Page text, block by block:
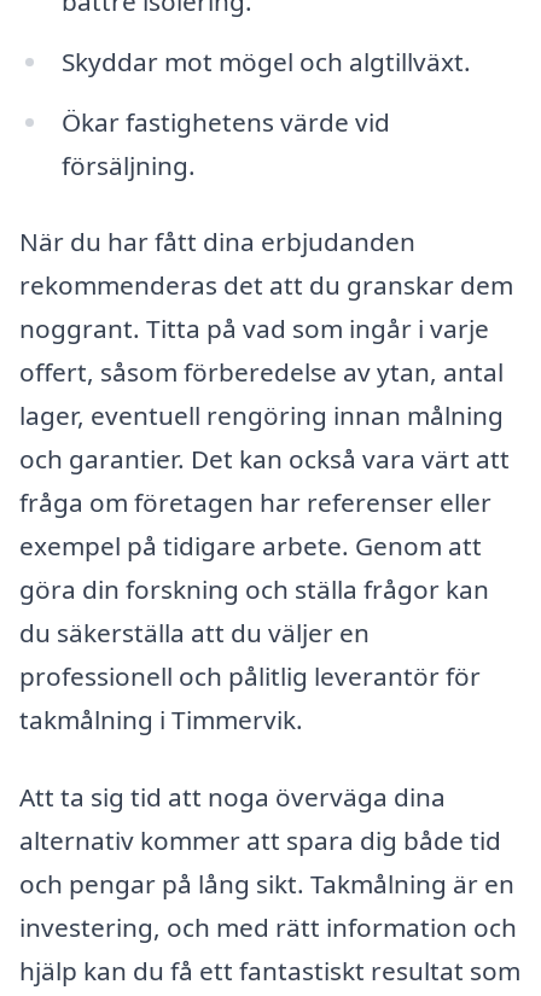
Skyddar mot mögel och algtillväxt.
Ökar fastighetens värde vid
försäljning.
När du har fått dina erbjudanden
rekommenderas det att du granskar dem
noggrant. Titta på vad som ingår i varje
offert, såsom förberedelse av ytan, antal
lager, eventuell rengöring innan målning
och garantier. Det kan också vara värt att
fråga om företagen har referenser eller
exempel på tidigare arbete. Genom att
göra din forskning och ställa frågor kan
du säkerställa att du väljer en
professionell och pålitlig leverantör för
takmålning i Timmervik.
Att ta sig tid att noga överväga dina
alternativ kommer att spara dig både tid
och pengar på lång sikt. Takmålning är en
investering, och med rätt information och
hjälp kan du få ett fantastiskt resultat som